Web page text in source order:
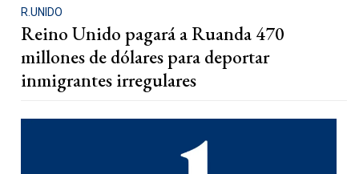
R.UNIDO
Reino Unido pagará a Ruanda 470
millones de dólares para deportar
inmigrantes irregulares